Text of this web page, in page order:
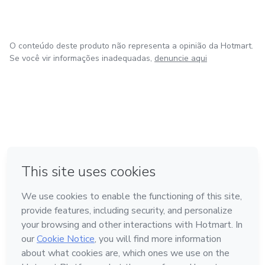
O conteúdo deste produto não representa a opinião da Hotmart.
Se você vir informações inadequadas, denuncie aqui
Feito com ❤ na Cidade do México
Conheça a Hotmart